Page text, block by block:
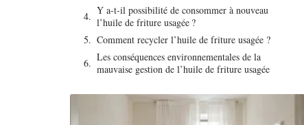
Y a-t-il possibilité de consommer à nouveau
l’huile de friture usagée ?
Comment recycler l’huile de friture usagée ?
Les conséquences environnementales de la
mauvaise gestion de l’huile de friture usagée